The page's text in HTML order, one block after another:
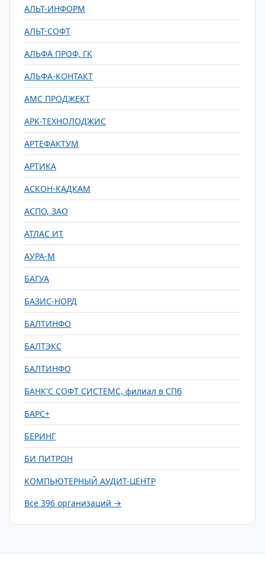
АЛЬТ-ИНФОРМ
АЛЬТ-СОФТ
АЛЬФА ПРОФ, ГК
АЛЬФА-КОНТАКТ
АМС ПРОДЖЕКТ
АРК-ТЕХНОЛОДЖИС
АРТЕФАКТУМ
АРТИКА
АСКОН-КАДКАМ
АСПО, ЗАО
АТЛАС ИТ
АУРА-М
БАГУА
БАЗИС-НОРД
БАЛТИНФО
БАЛТЭКС
БАЛТИНФО
БАНК'С СОФТ СИСТЕМС, филиал в СПб
БАРС+
БЕРИНГ
БИ ПИТРОН
КОМПЬЮТЕРНЫЙ АУДИТ-ЦЕНТР
Все 396 организаций →